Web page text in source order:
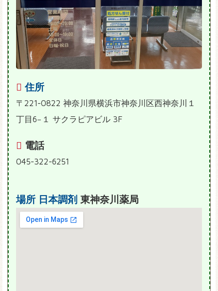
住所
〒221-0822 神奈川県横浜市神奈川区西神奈川１
丁目6−１ サクラピアビル 3F
電話
045-322-6251
場所 日本調剤 東神奈川薬局